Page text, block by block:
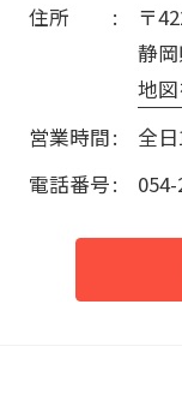
住所
〒
静
地
営業時間
全
電話番号